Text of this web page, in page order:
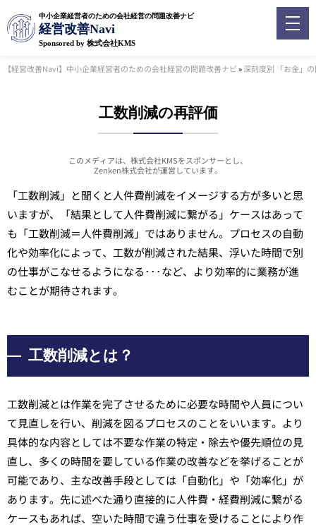
中小企業経営者のための会社経営の問題改善ナビ
経営改善Navi
Sponsored by 株式会社KMS
【経営改善Navi】中小企業経営者のための会社経営の問題改善ナビ»深刻度別 「お金」
工数削減の再評価
このメディアは、株式会社KMSをスポンサーとし、
Zenken株式会社が運営しています。
「工数削減」と聞くと人件費削減をイメージする方が多いと思
いますが、「結果として人件費削減に繋がる」ケースはあって
も「工数削減＝人件費削減」ではありません。プロセスの自動
化や効率化によって、工数が削減された結果、浮いた時間で別
の仕事がこなせるようになる･･･など、より効率的に業務が進
むことが期待されます。
工数削減とは？
工数削減とは作業を完了させるために必要な時間や人員につい
て見直しを行い、削減を図るプロセスのことをいいます。より
具体的な内容としては不要な作業の特定・除去や優先順位の見
直し、多くの時間を要している作業の改善などを挙げることが
可能であり、主な改善手段としては「自動化」や「効率化」が
あります。先に述べた通り直接的に人件費・経費削減に繋がる
ケースもあれば、空いた時間で違う仕事を受けることにより作